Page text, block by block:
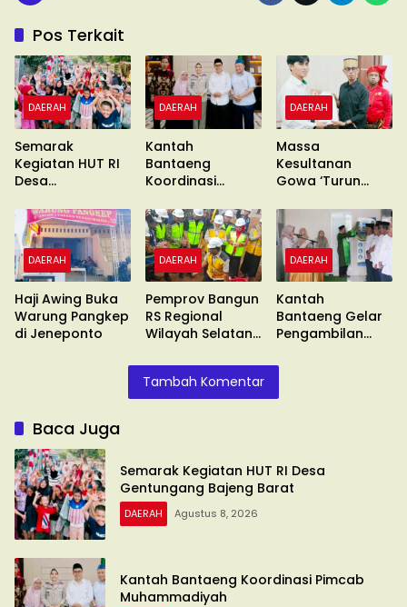
Pos Terkait
DAERAH
Semarak
Kegiatan HUT RI
Desa
Bajeng Barat
DAERAH
Kantah
Bantaeng
Koordinasi
Muhammadiyah
DAERAH
Massa
Kesultanan
Gowa ‘Turun
Unras
DAERAH
Haji Awing Buka
Warung Pangkep
di Jeneponto
DAERAH
Pemprov Bangun
RS Regional
Wilayah Selatan
DAERAH
Kantah
Bantaeng Gelar
Pengambilan
Tambah Komentar
Baca Juga
Semarak Kegiatan HUT RI Desa
Gentungang Bajeng Barat
DAERAH Agustus 8, 2026
Kantah Bantaeng Koordinasi Pimcab
Muhammadiyah